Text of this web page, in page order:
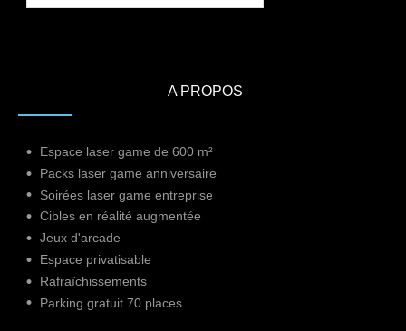
A PROPOS
Espace laser game de 600 m²
Packs laser game anniversaire
Soirées laser game entreprise
Cibles en réalité augmentée
Jeux d'arcade
Espace privatisable
Rafraîchissements
Parking gratuit 70 places